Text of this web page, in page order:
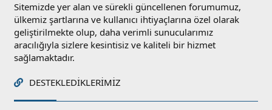
Sitemizde yer alan ve sürekli güncellenen forumumuz,
ülkemiz şartlarına ve kullanıcı ihtiyaçlarına özel olarak
geliştirilmekte olup, daha verimli sunucularımız
aracılığıyla sizlere kesintisiz ve kaliteli bir hizmet
sağlamaktadır.
DESTEKLEDIKLERIMIZ